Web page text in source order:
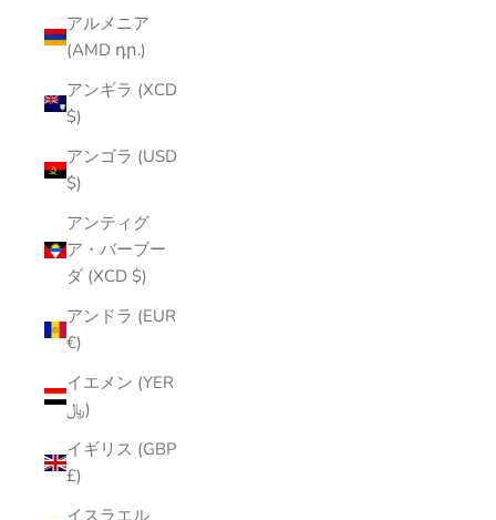
アルメニア
(AMD դր.)
アンギラ (XCD
$)
アンゴラ (USD
$)
アンティグ
ア・バーブー
ダ (XCD $)
アンドラ (EUR
€)
イエメン (YER
﷼)
イギリス (GBP
£)
イスラエル